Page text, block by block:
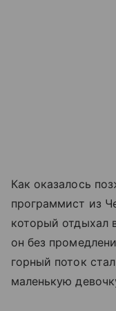
Как оказалось
программист из
который отдыхал
он без
горный поток
маленькую